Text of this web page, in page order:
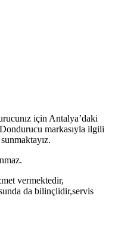
için Antalya’daki
markasıyla ilgili
vermektedir,
da bilinçlidir,servis